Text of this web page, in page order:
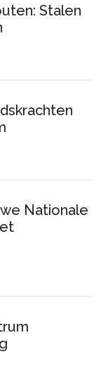
Stalen
Nationale